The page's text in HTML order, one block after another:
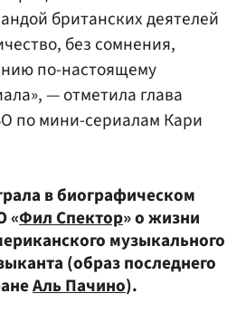
британских деятелей
без сомнения,
по-настоящему
— отметила глава
по мини-сериалам Кари
в биографическом
«Фил Спектор» о жизни
музыкального
(образ последнего
Аль Пачино).